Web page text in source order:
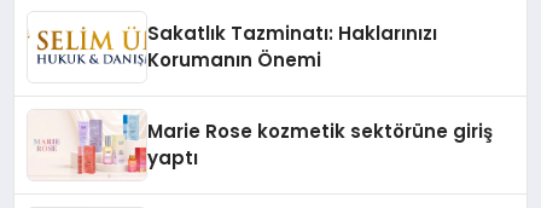
Sakatlık Tazminatı: Haklarınızı
Korumanın Önemi
Marie Rose kozmetik sektörüne giriş
yaptı